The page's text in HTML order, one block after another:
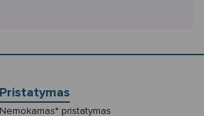
Pristatymas
Nemokamas* pristatymas